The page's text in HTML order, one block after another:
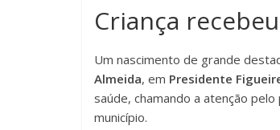
Criança
Um nascimento de grande
Almeida, em Presidente
saúde, chamando a atenção
município.